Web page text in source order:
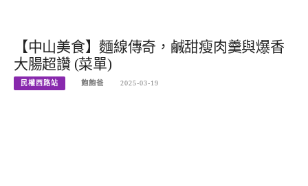
【中山美食】麵線傳奇，鹹甜瘦肉羹與爆香
大腸超讚 (菜單)
民權西路站 飽飽爸 2025-03-19